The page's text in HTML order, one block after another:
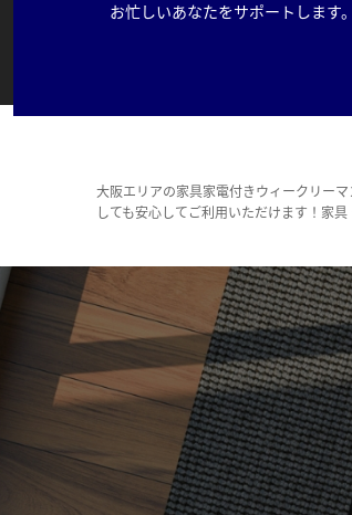
お忙しいあなたをサポートします。
大阪エリアの家具家電付きウィークリー
しても安心してご利用いただけます！家